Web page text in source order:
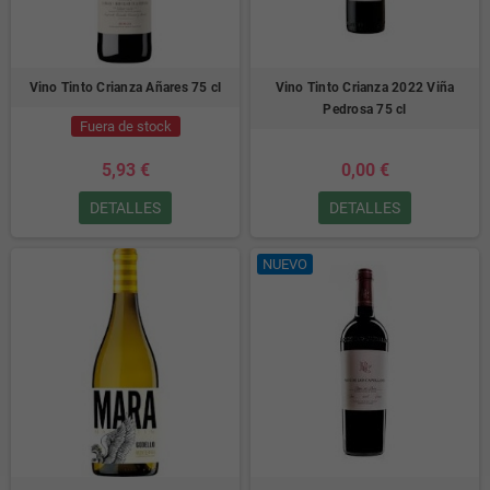
Vino Tinto Crianza Añares 75 cl
Fuera de stock
5,93 €
DETALLES
Vino Tinto Crianza 2022 Viña
Pedrosa 75 cl
0,00 €
DETALLES
NUEVO